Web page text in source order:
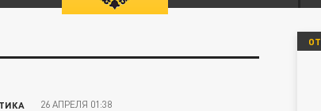
26 АПРЕЛЯ 01:38